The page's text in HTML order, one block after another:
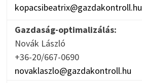
kopacsibeatrix@gazdakontroll.hu
Gazdaság-optimalizálás:
Novák László
+36-20/667-0690
novaklaszlo@gazdakontroll.hu